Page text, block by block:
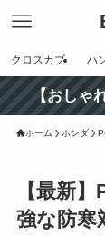
クロスカブ ハ
【おしゃ
ホーム ホンダ
【最新
強な防寒